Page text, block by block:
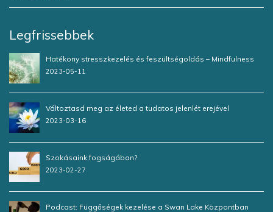
Legfrissebbek
Hatékony stresszkezelés és feszültségoldás – Mindfulness
2023-05-11
Változtasd meg az életed a tudatos jelenlét erejével
2023-03-16
Szokásaink fogságában?
2023-02-27
Podcast: Függőségek kezelése a Swan Lake Központban